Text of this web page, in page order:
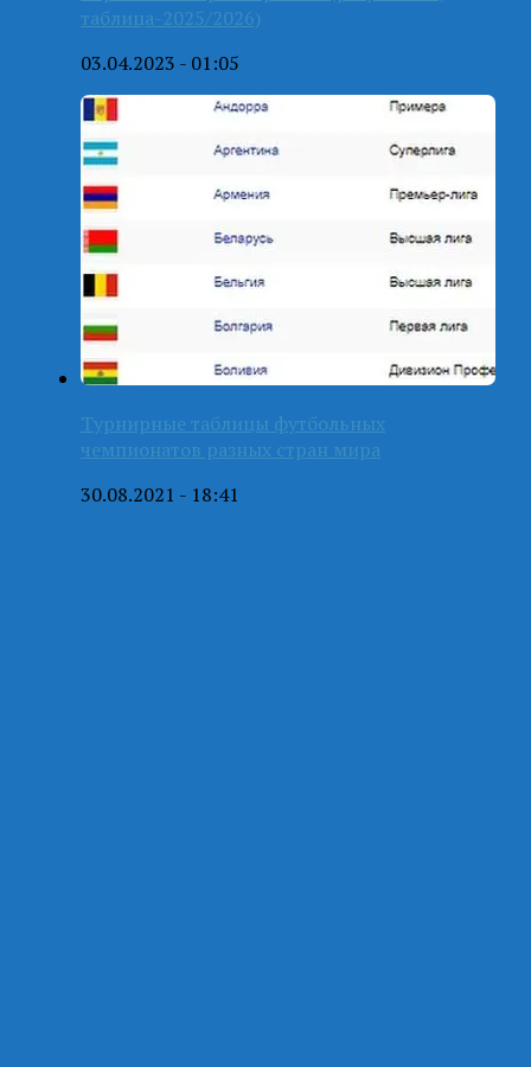
таблица-2025/2026)
03.04.2023 - 01:05
Турнирные таблицы футбольных
чемпионатов разных стран мира
30.08.2021 - 18:41